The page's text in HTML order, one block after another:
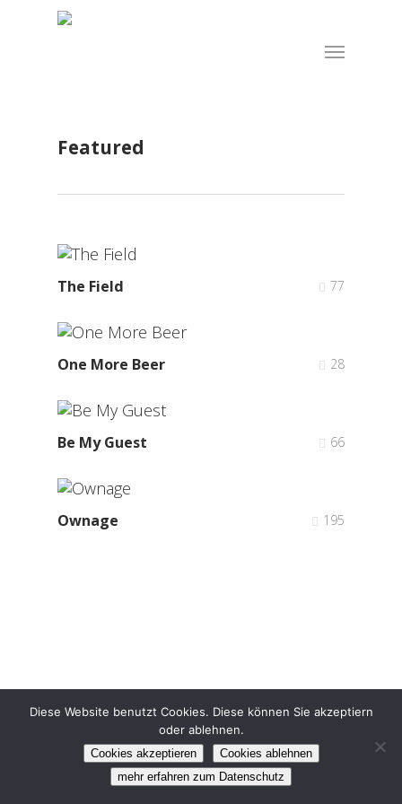
Menu
Featured
The Field 77
One More Beer 28
Be My Guest 66
Ownage 195
Impressum Datenschutz
instagram
Diese Website benutzt Cookies. Diese können Sie akzeptiern
oder ablehnen.
Cookies akzeptieren
Cookies ablehnen
mehr erfahren zum Datenschutz